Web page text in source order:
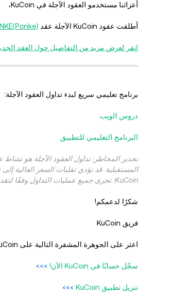
أعزائنا مستخدمو العقود الآجلة في KuCoin،
أطلقت عقود KuCoin الآجلة عقد
انقر لعرض مزيد من التفاصيل حول العقد
برنامج تعليمي سريع لبدء تداول العقود الآجلة:
دروس الويب
البرنامج التعليمي للتطبيق
تحذير المخاطر: تداول العقود الآجلة هو
المستقبلية. قد تؤدي تقلبات السعر العالية
KuCoin. تجرى جميع عمليات التداول وفقًا لتقديرك الخاص وعلى مسؤوليتك الخاصة. KuCoin ليست مسؤولة عن أي خسائر ناتجة عن تداول العقود الآجلة.
شكرًا لدعمكم!
فريق KuCoin
اعثر على الجوهرة المشفرة التالية على KuCoin!
سجّل حسابًا في KuCoin الآن! >>>
تنزيل تطبيق KuCoin >>>